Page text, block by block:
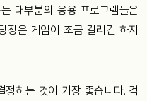
대부분의 응용 프로그램들은
장은 게임이 조금 걸리긴 하지
하는 것이 가장 좋습니다. 걱